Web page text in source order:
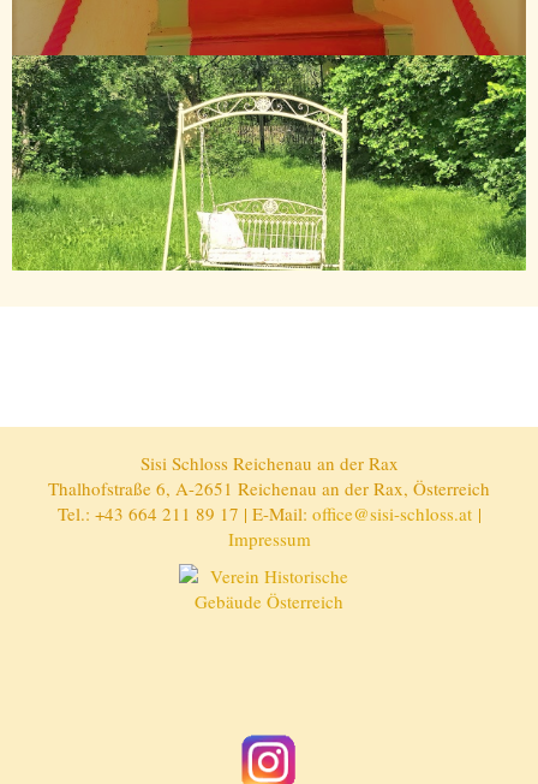
Sisi Schloss Reichenau an der Rax
Thalhofstraße 6, A-2651 Reichenau an der Rax, Österreich
Tel.: +43 664 211 89 17 | E-Mail: office@sisi-schloss.at|
Impressum